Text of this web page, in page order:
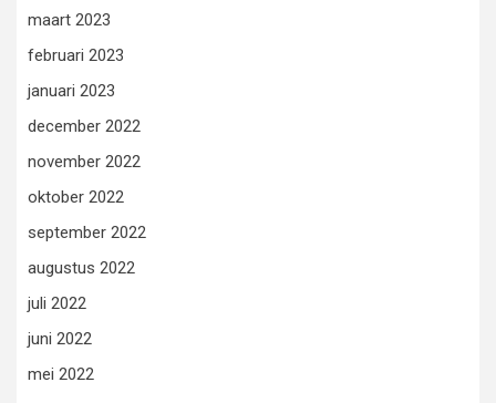
maart 2023
februari 2023
januari 2023
december 2022
november 2022
oktober 2022
september 2022
augustus 2022
juli 2022
juni 2022
mei 2022